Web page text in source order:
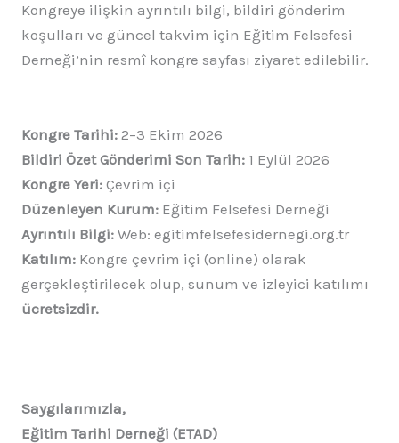
Kongreye ilişkin ayrıntılı bilgi, bildiri gönderim
koşulları ve güncel takvim için Eğitim Felsefesi
Derneği’nin resmî kongre sayfası ziyaret edilebilir.
Kongre Tarihi: 2–3 Ekim 2026
Bildiri Özet Gönderimi Son Tarih: 1 Eylül 2026
Kongre Yeri: Çevrim içi
Düzenleyen Kurum: Eğitim Felsefesi Derneği
Ayrıntılı Bilgi: Web: egitimfelsefesidernegi.org.tr
Katılım: Kongre çevrim içi (online) olarak
gerçekleştirilecek olup, sunum ve izleyici katılımı
ücretsizdir.
Saygılarımızla,
Eğitim Tarihi Derneği (ETAD)